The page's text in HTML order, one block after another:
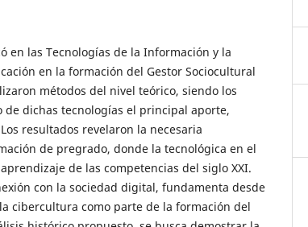
en las Tecnologías de la Información y la
en la formación del Gestor Sociocultural
métodos del nivel teórico, siendo los
de dichas tecnologías el principal aporte,
resultados revelaron la necesaria
de pregrado, donde la tecnológica en el
de las competencias del siglo XXI.
con la sociedad digital, fundamenta desde
cibercultura como parte de la formación del